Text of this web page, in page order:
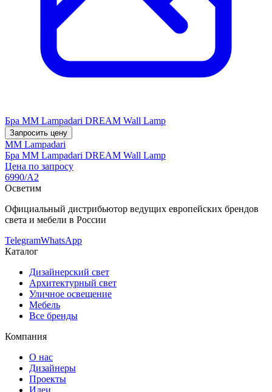
Бра MM Lampadari DREAM Wall Lamp
Запросить цену
MM Lampadari
Бра MM Lampadari DREAM Wall Lamp
Цена по запросу
6990/A2
Осветим
Официальный дистрибьютор ведущих европейских брендов
света и мебели в России
TelegramWhatsApp
Каталог
Дизайнерский свет
Архитектурный свет
Уличное освещение
Мебель
Все бренды
Компания
О нас
Дизайнеры
Проекты
Идеи